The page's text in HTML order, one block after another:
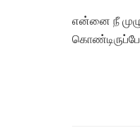
என்னை நீ